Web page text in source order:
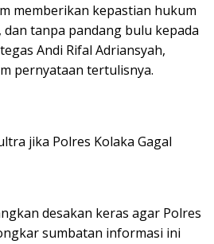
memberikan kepastian hukum
tanpa pandang bulu kepada
Andi Rifal Adriansyah,
pernyataan tertulisnya.
jika Polres Kolaka Gagal
desakan keras agar Polres
sumbatan informasi ini